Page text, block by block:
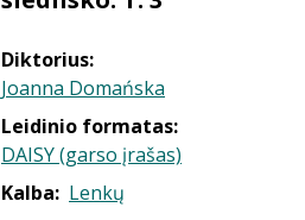
Diktorius:
Joanna Domańska
Leidinio formatas:
DAISY (garso įrašas)
Kalba: Lenkų